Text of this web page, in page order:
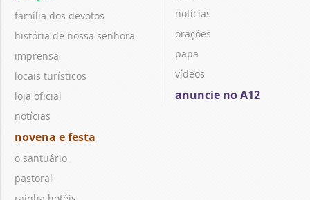
família dos devotos
história de nossa senhora
imprensa
locais turísticos
loja oficial
notícias
novena e festa
o santuário
pastoral
notícias
orações
papa
vídeos
anuncie no A12